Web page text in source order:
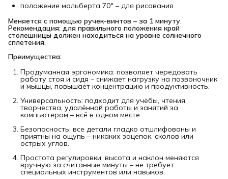
положение мольберта 70° – для рисования
Меняется с помощью ручек-винтов – за 1 минуту.
Рекомендация: для правильного положения край
столешницы должен находиться на уровне солнечного
сплетения.
Преимущества:
Продуманная эргономика: позволяет чередовать
работу стоя и сидя – снижает нагрузку на позвоночник
и мышцы, повышает концентрацию и продуктивность.
Универсальность: подходит для учёбы, чтения,
творчества, удалённой работы и занятий за
компьютером – всё в одном месте.
Безопасность: все детали гладко отшлифованы и
приятны на ощупь – никаких зацепок, сколов или
острых углов.
Простота регулировки: высота и наклон меняются
вручную за считанные минуты – не требует
специальных инструментов или навыков.